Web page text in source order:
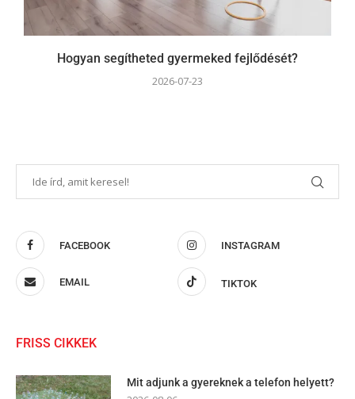
Hogyan segítheted gyermeked fejlődését?
2026-07-23
FACEBOOK INSTAGRAM
EMAIL TIKTOK
FRISS CIKKEK
Mit adjunk a gyereknek a telefon helyett?